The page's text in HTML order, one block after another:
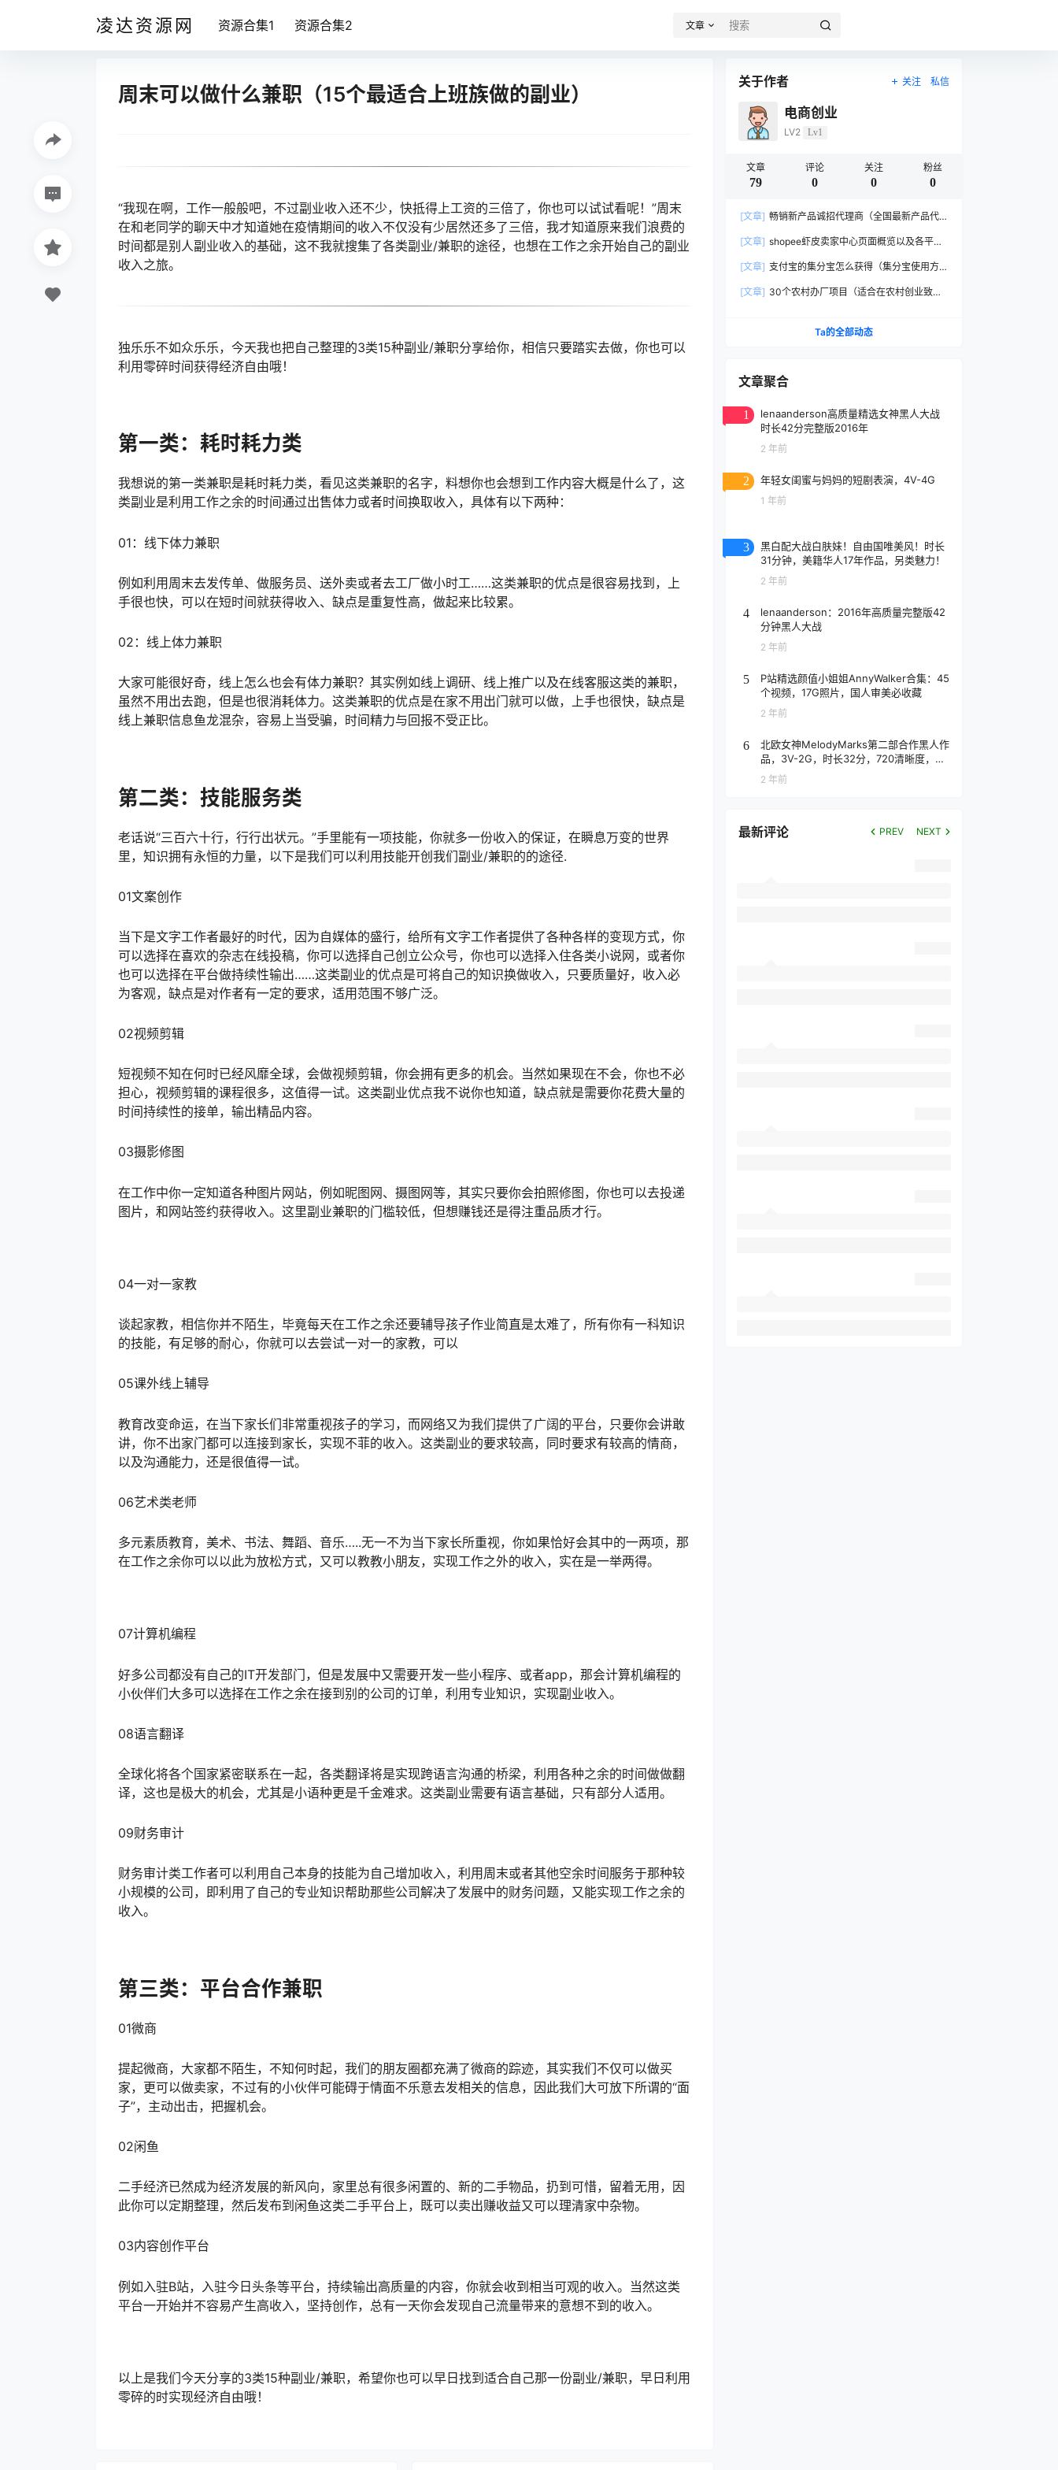
凌达资源网 资源合集1 资源合集2 文章
周末可以做什么兼职（15个最适合上班族做的副业）
“我现在啊，工作一般般吧，不过副业收入还不少，快抵得上工资的三倍了，你也可以试试看呢！”周末
在和老同学的聊天中才知道她在疫情期间的收入不仅没有少居然还多了三倍，我才知道原来我们浪费的
时间都是别人副业收入的基础，这不我就搜集了各类副业/兼职的途径，也想在工作之余开始自己的副业
收入之旅。
独乐乐不如众乐乐，今天我也把自己整理的3类15种副业/兼职分享给你，相信只要踏实去做，你也可以
利用零碎时间获得经济自由哦！
第一类：耗时耗力类
我想说的第一类兼职是耗时耗力类，看见这类兼职的名字，料想你也会想到工作内容大概是什么了，这
类副业是利用工作之余的时间通过出售体力或者时间换取收入，具体有以下两种：
01：线下体力兼职
例如利用周末去发传单、做服务员、送外卖或者去工厂做小时工……这类兼职的优点是很容易找到，上
手很也快，可以在短时间就获得收入、缺点是重复性高，做起来比较累。
02：线上体力兼职
大家可能很好奇，线上怎么也会有体力兼职？其实例如线上调研、线上推广以及在线客服这类的兼职，
虽然不用出去跑，但是也很消耗体力。这类兼职的优点是在家不用出门就可以做，上手也很快，缺点是
线上兼职信息鱼龙混杂，容易上当受骗，时间精力与回报不受正比。
第二类：技能服务类
老话说“三百六十行，行行出状元。”手里能有一项技能，你就多一份收入的保证，在瞬息万变的世界
里，知识拥有永恒的力量，以下是我们可以利用技能开创我们副业/兼职的的途径.
01文案创作
当下是文字工作者最好的时代，因为自媒体的盛行，给所有文字工作者提供了各种各样的变现方式，你
可以选择在喜欢的杂志在线投稿，你可以选择自己创立公众号，你也可以选择入住各类小说网，或者你
也可以选择在平台做持续性输出……这类副业的优点是可将自己的知识换做收入，只要质量好，收入必
为客观，缺点是对作者有一定的要求，适用范围不够广泛。
02视频剪辑
短视频不知在何时已经风靡全球，会做视频剪辑，你会拥有更多的机会。当然如果现在不会，你也不必
担心，视频剪辑的课程很多，这值得一试。这类副业优点我不说你也知道，缺点就是需要你花费大量的
时间持续性的接单，输出精品内容。
03摄影修图
在工作中你一定知道各种图片网站，例如昵图网、摄图网等，其实只要你会拍照修图，你也可以去投递
图片，和网站签约获得收入。这里副业兼职的门槛较低，但想赚钱还是得注重品质才行。
04一对一家教
谈起家教，相信你并不陌生，毕竟每天在工作之余还要辅导孩子作业简直是太难了，所有你有一科知识
的技能，有足够的耐心，你就可以去尝试一对一的家教，可以
05课外线上辅导
教育改变命运，在当下家长们非常重视孩子的学习，而网络又为我们提供了广阔的平台，只要你会讲敢
讲，你不出家门都可以连接到家长，实现不菲的收入。这类副业的要求较高，同时要求有较高的情商，
以及沟通能力，还是很值得一试。
06艺术类老师
多元素质教育，美术、书法、舞蹈、音乐…..无一不为当下家长所重视，你如果恰好会其中的一两项，那
在工作之余你可以以此为放松方式，又可以教教小朋友，实现工作之外的收入，实在是一举两得。
07计算机编程
好多公司都没有自己的IT开发部门，但是发展中又需要开发一些小程序、或者app，那会计算机编程的
小伙伴们大多可以选择在工作之余在接到别的公司的订单，利用专业知识，实现副业收入。
08语言翻译
全球化将各个国家紧密联系在一起，各类翻译将是实现跨语言沟通的桥梁，利用各种之余的时间做做翻
译，这也是极大的机会，尤其是小语种更是千金难求。这类副业需要有语言基础，只有部分人适用。
09财务审计
财务审计类工作者可以利用自己本身的技能为自己增加收入，利用周末或者其他空余时间服务于那种较
小规模的公司，即利用了自己的专业知识帮助那些公司解决了发展中的财务问题，又能实现工作之余的
收入。
第三类：平台合作兼职
01微商
提起微商，大家都不陌生，不知何时起，我们的朋友圈都充满了微商的踪迹，其实我们不仅可以做买
家，更可以做卖家，不过有的小伙伴可能碍于情面不乐意去发相关的信息，因此我们大可放下所谓的“面
子”，主动出击，把握机会。
02闲鱼
二手经济已然成为经济发展的新风向，家里总有很多闲置的、新的二手物品，扔到可惜，留着无用，因
此你可以定期整理，然后发布到闲鱼这类二手平台上，既可以卖出赚收益又可以理清家中杂物。
03内容创作平台
例如入驻B站，入驻今日头条等平台，持续输出高质量的内容，你就会收到相当可观的收入。当然这类
平台一开始并不容易产生高收入，坚持创作，总有一天你会发现自己流量带来的意想不到的收入。
以上是我们今天分享的3类15种副业/兼职，希望你也可以早日找到适合自己那一份副业/兼职，早日利用
零碎的时实现经济自由哦！
关于作者 关注 私信
电商创业
LV2 Lv1
文章
79
评论
0
关注
0
粉丝
0
[文章] 畅销新产品诚招代理商（全国最新产品代
[文章] shopee虾皮卖家中心页面概览以及各平台
[文章] 支付宝的集分宝怎么获得（集分宝使用方
[文章] 30个农村办厂项目（适合在农村创业致富
Ta的全部动态
文章聚合
1
lenaanderson高质量精选女神黑人大战
时长42分完整版2016年
2 年前
2 年轻女闺蜜与妈妈的短剧表演，4V-4G
1 年前
3
黑白配大战白肤妹！自由国唯美风！时长
31分钟，美籍华人17年作品，另类魅力！
2 年前
4
lenaanderson：2016年高质量完整版42
分钟黑人大战
2 年前
5
P站精选颜值小姐姐AnnyWalker合集：45
个视频，17G照片，国人审美必收藏
2 年前
6
北欧女神MelodyMarks第二部合作黑人作
品，3V-2G，时长32分，720清晰度，抢
先版！
2 年前
最新评论 PREV NEXT